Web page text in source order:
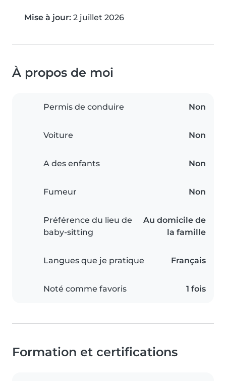
Mise à jour: 2 juillet 2026
À propos de moi
Permis de conduire Non
Voiture Non
A des enfants Non
Fumeur Non
Préférence du lieu de
baby-sitting
Au domicile de
la famille
Langues que je pratique Français
Noté comme favoris 1 fois
Formation et certifications